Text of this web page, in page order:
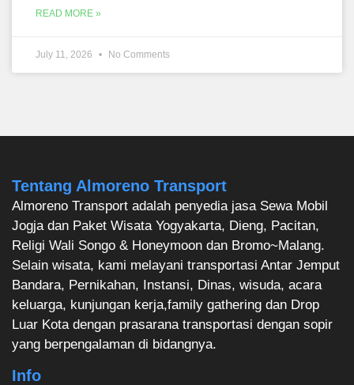
READ MORE »
July 11, 2026 No Comments
Tentang Almoreno Transport
Almoreno Transport adalah penyedia jasa Sewa Mobil
Jogja dan Paket Wisata Yogyakarta, Dieng, Pacitan,
Religi Wali Songo & Honeymoon dan Bromo~Malang.
Selain wisata, kami melayani transportasi Antar Jemput
Bandara, Pernikahan, Instansi, Dinas, wisuda, acara
keluarga, kunjungan kerja,family gathering dan Drop
Luar Kota dengan prasarana transportasi dengan sopir
yang berpengalaman di bidangnya.
Info